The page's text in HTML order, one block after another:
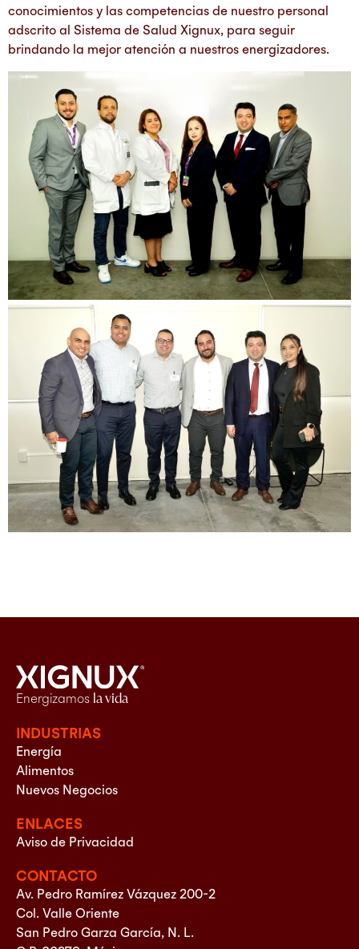
conocimientos y las competencias de nuestro personal
adscrito al Sistema de Salud Xignux, para seguir
brindando la mejor atención a nuestros energizadores.
Energizamos la vida
INDUSTRIAS
Energía
Alimentos
Nuevos Negocios
ENLACES
Aviso de Privacidad
CONTACTO
Av. Pedro Ramírez Vázquez 200-2
Col. Valle Oriente
San Pedro Garza García, N. L.